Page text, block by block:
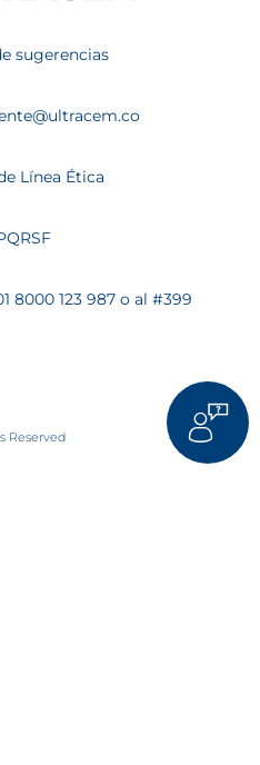
sugerencias
Línea Ética
8000 123 987 o al #399
Reserved